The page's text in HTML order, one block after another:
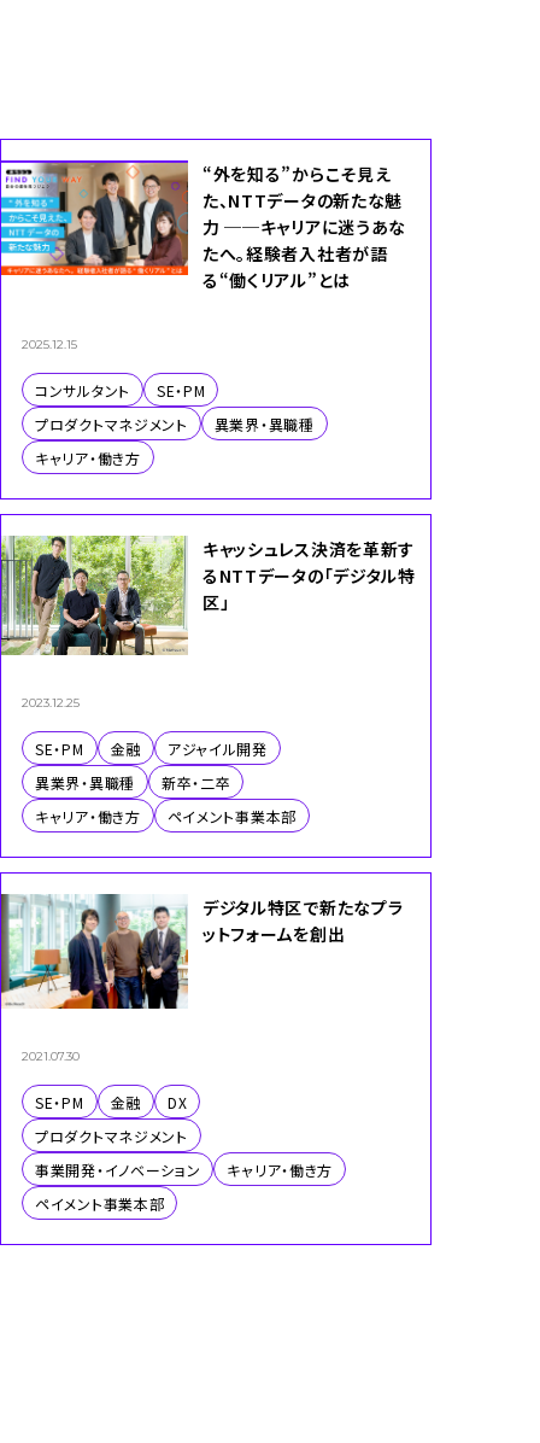
コンサルタント
SE・PM
プロダクトマネジメント
異業界・異職種
キャリア・働き方
“外を知る”からこそ見え
た、NTTデータの新たな魅
力 ──キャリアに迷うあな
たへ。経験者入社者が語
る“働くリアル”とは――
2025.12.15
SE・PM 金融
アジャイル開発
異業界・異職種
新卒・二卒
キャリア・働き方
ペイメント事業本部
キャッシュレス決済を革新す
るNTTデータの「デジタル特
区」
2023.12.25
SE・PM 金融
DX
プロダクトマネジメント
事業開発・イノベーション
キャリア・働き方
ペイメント事業本部
デジタル特区で新たなプラ
ットフォームを創出
2021.07.30